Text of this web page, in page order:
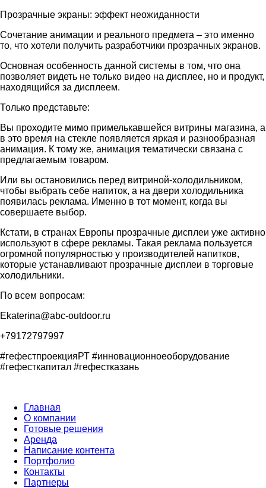
Прозрачные экраны: эффект неожиданности
Сочетание анимации и реального предмета – это именно
то, что хотели получить разработчики прозрачных экранов.
Основная особенность данной системы в том, что она
позволяет видеть не только видео на дисплее, но и продукт,
находящийся за дисплеем.
Только представьте:
Вы проходите мимо примелькавшейся витрины магазина, а
в это время на стекле появляется яркая и разнообразная
анимация. К тому же, анимация тематически связана с
предлагаемым товаром.
Или вы остановились перед витриной-холодильником,
чтобы выбрать себе напиток, а на двери холодильника
появилась реклама. Именно в тот момент, когда вы
совершаете выбор.
Кстати, в странах Европы прозрачные дисплеи уже активно
используют в сфере рекламы. Такая реклама пользуется
огромной популярностью у производителей напитков,
которые устанавливают прозрачные дисплеи в торговые
холодильники.
По всем вопросам:
Ekaterina@abc-outdoor.ru
+79172797997
#гефестпроекцияРТ #инновационноеоборудование
#гефесткапитал #гефестказань
Главная
О компании
Готовые решения
Аренда
Написание контента
Портфолио
Контакты
Партнеры